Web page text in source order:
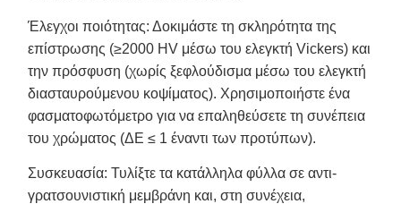
Έλεγχοι ποιότητας: Δοκιμάστε τη σκληρότητα της
επίστρωσης (≥2000 HV μέσω του ελεγκτή Vickers) και
την πρόσφυση (χωρίς ξεφλούδισμα μέσω του ελεγκτή
διασταυρούμενου κοψίματος). Χρησιμοποιήστε ένα
φασματοφωτόμετρο για να επαληθεύσετε τη συνέπεια
του χρώματος (ΔE ≤ 1 έναντι των προτύπων).
Συσκευασία: Τυλίξτε τα κατάλληλα φύλλα σε αντι-
γρατσουνιστική μεμβράνη και, στη συνέχεια,